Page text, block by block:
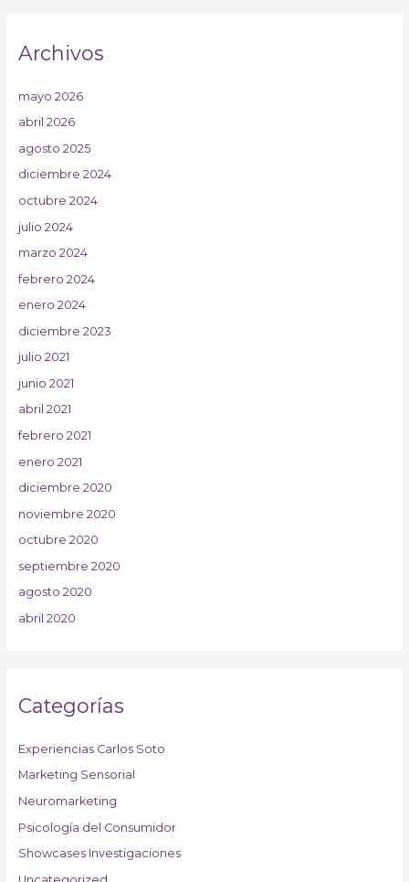
Archivos
mayo 2026
abril 2026
agosto 2025
diciembre 2024
octubre 2024
julio 2024
marzo 2024
febrero 2024
enero 2024
diciembre 2023
julio 2021
junio 2021
abril 2021
febrero 2021
enero 2021
diciembre 2020
noviembre 2020
octubre 2020
septiembre 2020
agosto 2020
abril 2020
Categorías
Experiencias Carlos Soto
Marketing Sensorial
Neuromarketing
Psicología del Consumidor
Showcases Investigaciones